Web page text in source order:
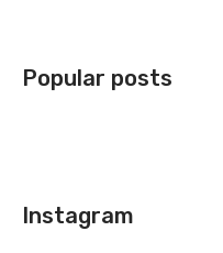
Popular posts
Instagram